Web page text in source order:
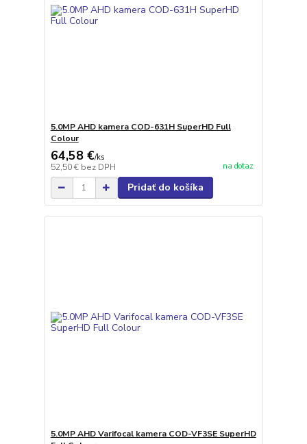
5.0MP AHD kamera COD-631H SuperHD Full
Colour
64,58 €/ks
52,50 € bez DPH na dotaz
Pridať do košíka
5.0MP AHD Varifocal kamera COD-VF3SE SuperHD